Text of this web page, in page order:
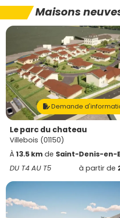
Maisons
Demande
Le parc du chateau
Villebois (01150)
À 13.5 km de Saint-Denis-en-
DU T4 AU T5
à partir de